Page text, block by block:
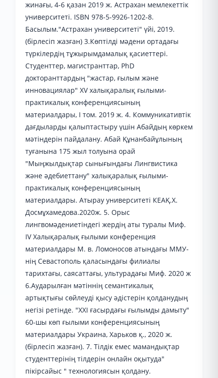
жинағы, 4-6 қазан 2019 ж. Астрахан мемлекеттік
университеті. ISBN 978-5-9926-1202-8.
Басылым."Астрахан университеті" үйі, 2019.
(бірлесіп жазған) 3.Көптілді мәдени ортадағы
түркілердің тұжырымдамалық қасиеттері.
Студенттер, магистранттар, PhD
докторанттардың "жастар, ғылым және
инновациялар" XV халықаралық ғылыми-
практикалық конференциясының
материалдары, І том. 2019 ж. 4. Коммуникативтік
дағдыларды қалыптастыру үшін Абайдың көркем
мәтіндерін пайдалану. Абай Құнанбайұлының
туғанына 175 жыл толуына орай
"Мыңжылдықтар сынығындағы Лингвистика
және әдебиеттану" халықаралық ғылыми-
практикалық конференциясының
материалдары. Атырау университеті КЕАҚ.Х.
Досмұхамедова.2020ж. 5. Орыс
лингвомәдениетіндегі жердің аты туралы Миф.
IV Халықаралық ғылыми конференция
материалдары М. в. Ломоносов атындағы ММУ-
нің Севастополь қаласындағы филиалы
тарихтағы, саясаттағы, ультурадағы Миф. 2020 ж
6.Аударылған мәтіннің семантикалық
артықтығы сөйлеуді қысу әдістерін қолданудың
негізі ретінде. "ХХІ ғасырдағы ғылымды дамыту"
60-шы көп ғылыми конференциясының
материалдары Украина, Харьков қ., 2020 ж.
(бірлесіп жазған). 7. Тілдік емес мамандықтар
студенттерінің тілдерін онлайн оқытуда"
пікірсайыс " технологиясын қолдану.